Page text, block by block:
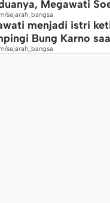
Megawati
sejarah_bangsa
menjadi istri
Bung Karno
sejarah_bangsa